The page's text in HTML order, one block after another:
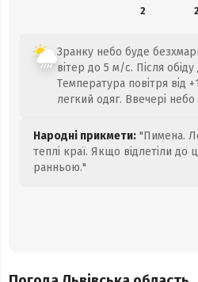
2
2
Зранку небо буде
вітер до 5 м/с. Після
Температура повітря від
легкий одяг. Ввечері
Народні прикмети: "Пимена.
теплі краї. Якщо відлетіли до
ранньою."